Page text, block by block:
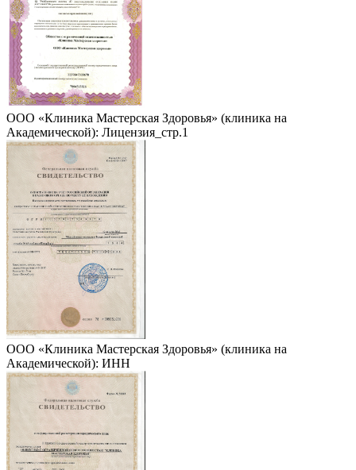
ООО «Клиника Мастерская Здоровья» (клиника на
Академической): Лицензия_стр.1
ООО «Клиника Мастерская Здоровья» (клиника на
Академической): ИНН